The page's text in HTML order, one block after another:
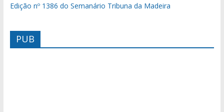
Edição nº 1386 do Semanário Tribuna da Madeira
PUB